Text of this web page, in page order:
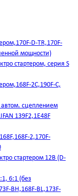
D-TR,170F-
мощности)
стартером, серия S
2C,190F-C,
автом. сцеплением
139F2,1E48F
2,170F-
стартером 12В (D-
6:1 (без
BH,168F-BL,173F-